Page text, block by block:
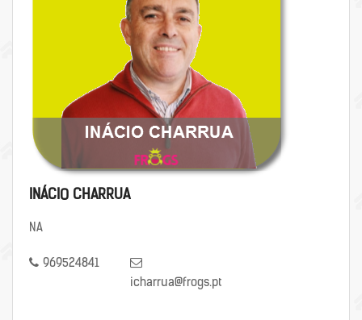
INÁCIO CHARRUA
NA
969524841
icharrua@frogs.pt